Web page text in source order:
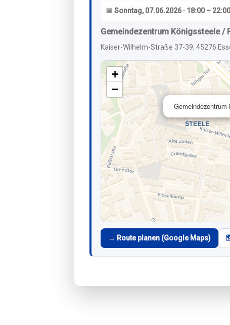
📅 Sonntag, 07.06.2026 · 18:00 –
Gemeindezentrum Königssteele /
Kaiser-Wilhelm-Straße 37-39, 45276
Gemeindezentrum
+
−
→ Route planen (Google Maps)